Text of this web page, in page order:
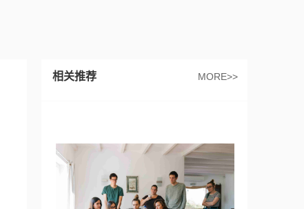
相关推荐 MORE>>